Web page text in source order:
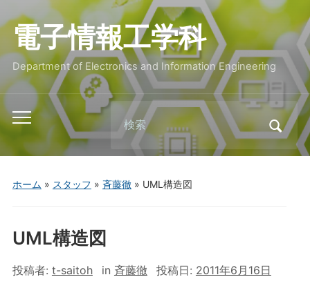
電子情報工学科
Department of Electronics and Information Engineering
Toggle
mobile
menu
Search
for:
ホーム » スタッフ » 斉藤徹» UML構造図
UML構造図
投稿者: t-saitoh in 斉藤徹 投稿日: 2011年6月16日